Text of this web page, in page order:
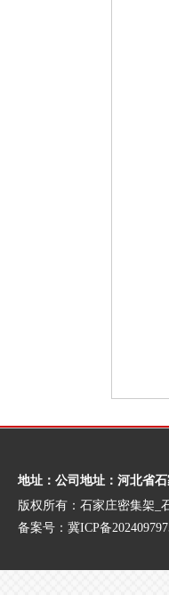
地址：公司地址：河北省
版权所有：石家庄密集架
备案号： 冀ICP备